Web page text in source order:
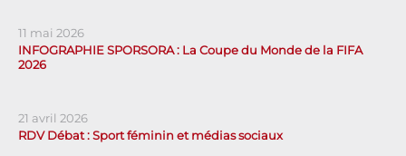
11 mai 2026
INFOGRAPHIE SPORSORA : La Coupe du Monde de la FIFA
2026
21 avril 2026
RDV Débat : Sport féminin et médias sociaux